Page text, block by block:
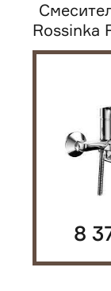
Rossinka
8